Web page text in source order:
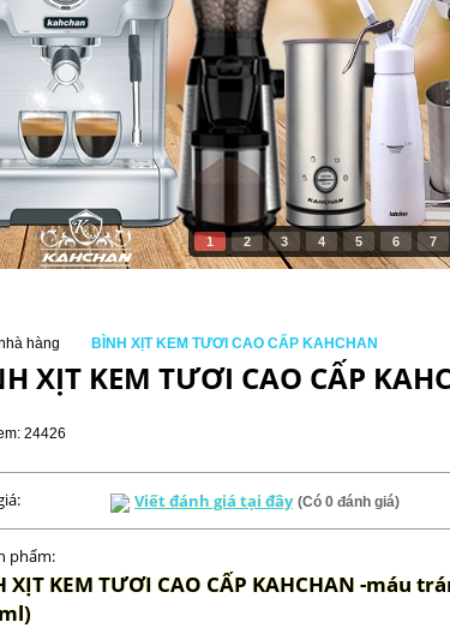
1 2 3 4 5 6 7
hàng BÌNH XỊT KEM TƯƠI CAO CẤP KAHCHAN
XỊT KEM TƯƠI CAO CẤP
24426
Viết đánh giá tại đây (Có 0 đánh giá)
phẩm:
XỊT KEM TƯƠI CAO CẤP KAHCHAN -máu